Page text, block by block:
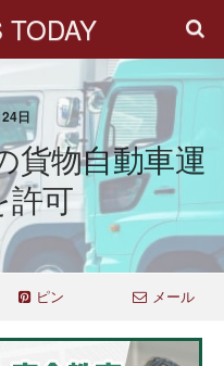
TODAY
日
貨物自動車運
許可
ピン メール